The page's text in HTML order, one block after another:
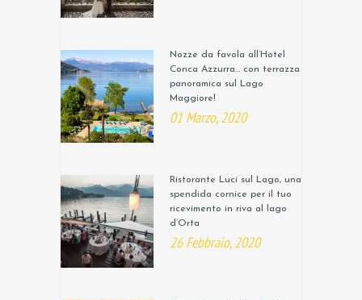
Nozze da favola all’Hotel
Conca Azzurra… con terrazza
panoramica sul Lago
Maggiore!
01 Marzo, 2020
Ristorante Luci sul Lago, una
spendida cornice per il tuo
ricevimento in riva al lago
d’Orta
26 Febbraio, 2020